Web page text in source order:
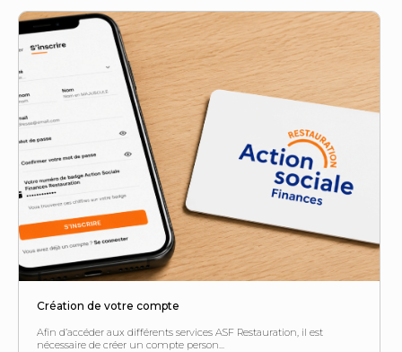
Création de votre compte
Afin d’accéder aux différents services ASF Restauration, il est
nécessaire de créer un compte person...